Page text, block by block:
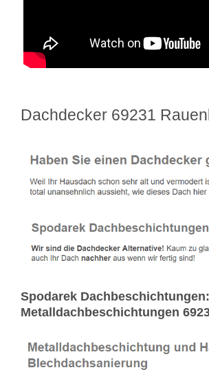
Dachdecker 69231
Spodarek Dachbeschichtungen:
Metalldachbeschichtungen